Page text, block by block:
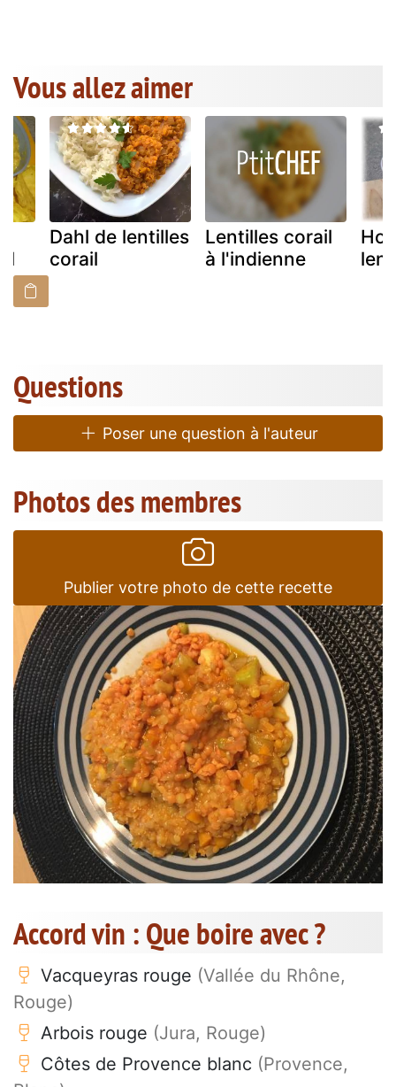
Vous allez aimer
Dahl de lentilles
corail
Lentilles corail
à l'indienne
Questions
Poser une question à l'auteur
Photos des membres
Publier votre photo de cette recette
Accord vin : Que boire avec ?
Vacqueyras rouge (Vallée du Rhône,
Rouge)
Arbois rouge (Jura, Rouge)
Côtes de Provence blanc (Provence,